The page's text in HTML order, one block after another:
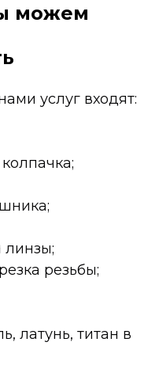
можем
услуг входят:
линзы;
резьбы;
латунь, титан в